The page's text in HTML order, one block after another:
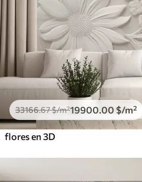
Borrar todos
33166.67$/m²19900.00 $/m²
flores en 3D